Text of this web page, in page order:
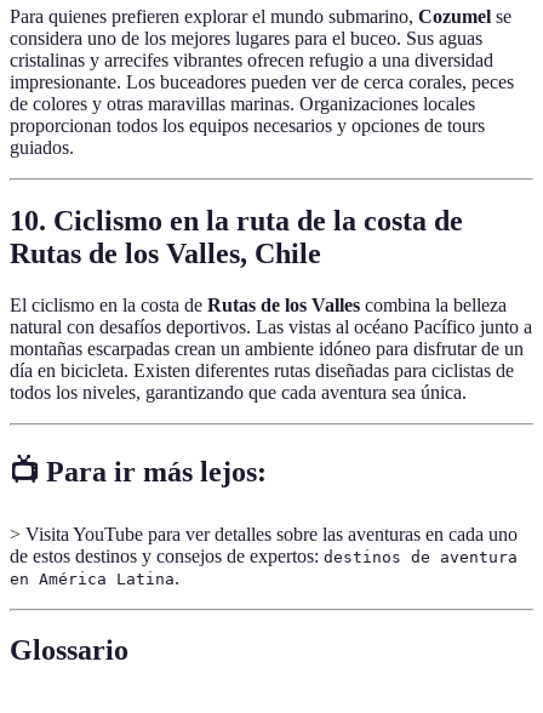
Para quienes prefieren explorar el mundo submarino, Cozumel se
considera uno de los mejores lugares para el buceo. Sus aguas
cristalinas y arrecifes vibrantes ofrecen refugio a una diversidad
impresionante. Los buceadores pueden ver de cerca corales, peces
de colores y otras maravillas marinas. Organizaciones locales
proporcionan todos los equipos necesarios y opciones de tours
guiados.
10. Ciclismo en la ruta de la costa de
Rutas de los Valles, Chile
El ciclismo en la costa de Rutas de los Valles combina la belleza
natural con desafíos deportivos. Las vistas al océano Pacífico junto a
montañas escarpadas crean un ambiente idóneo para disfrutar de un
día en bicicleta. Existen diferentes rutas diseñadas para ciclistas de
todos los niveles, garantizando que cada aventura sea única.
📺 Para ir más lejos:
> Visita YouTube para ver detalles sobre las aventuras en cada uno
de estos destinos y consejos de expertos: destinos de aventura
en América Latina.
Glossario